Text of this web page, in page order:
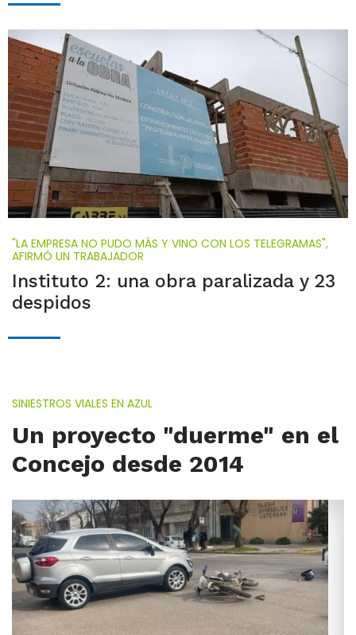
"LA EMPRESA NO PUDO MÁS Y VINO CON LOS TELEGRAMAS",
AFIRMÓ UN TRABAJADOR
Instituto 2: una obra paralizada y 23
despidos
SINIESTROS VIALES EN AZUL
Un proyecto "duerme" en el
Concejo desde 2014